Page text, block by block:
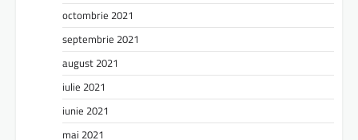
octombrie 2021
septembrie 2021
august 2021
iulie 2021
iunie 2021
mai 2021